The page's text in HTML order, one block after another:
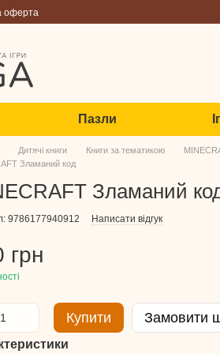
оферта
Пазли
Дитячі книги Книги за тематикою
Зламаний код
Зламаний
9786177940912 Написати відгук
грн
Купити Замовити